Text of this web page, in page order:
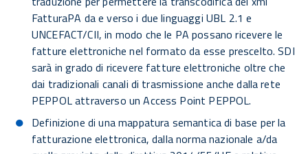
FatturaPA da e verso i due linguaggi UBL 2.1 e
UNCEFACT/CII, in modo che le PA possano ricevere le
fatture elettroniche nel formato da esse prescelto. SDI
sarà in grado di ricevere fatture elettroniche oltre che
dai tradizionali canali di trasmissione anche dalla rete
PEPPOL attraverso un Access Point PEPPOL.
Definizione di una mappatura semantica di base per la
fatturazione elettronica, dalla norma nazionale a/da